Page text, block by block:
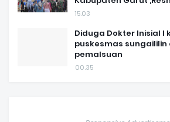
15.03
Diduga Dokter Inisial I
puskesmas
pemalsuan
00.35